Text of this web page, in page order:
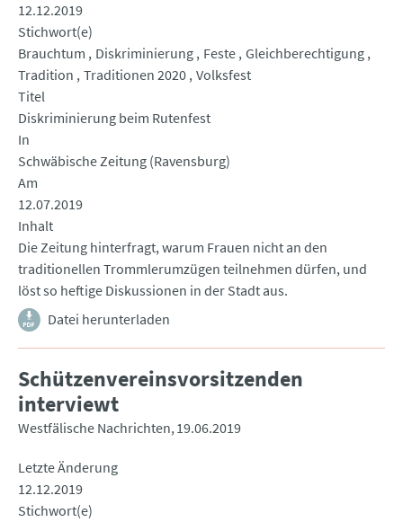
12.12.2019
Stichwort(e)
Brauchtum
Diskriminierung Feste Gleichberechtigung
Tradition Traditionen 2020 Volksfest
Titel
Diskriminierung beim Rutenfest
In
Schwäbische Zeitung (Ravensburg)
Am
12.07.2019
Inhalt
Die Zeitung hinterfragt, warum Frauen nicht an den
traditionellen Trommlerumzügen teilnehmen dürfen, und
löst so heftige Diskussionen in der Stadt aus.
Datei herunterladen
Schützenvereinsvorsitzenden
interviewt
Westfälische Nachrichten 19.06.2019
Letzte Änderung
12.12.2019
Stichwort(e)